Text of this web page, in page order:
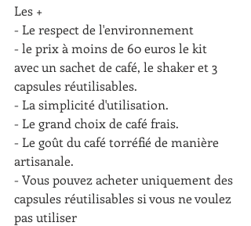
Les +
- Le respect de l'environnement
- le prix à moins de 60 euros le kit
avec un sachet de café, le shaker et 3
capsules réutilisables.
- La simplicité d'utilisation.
- Le grand choix de café frais.
- Le goût du café torréfié de manière
artisanale.
- Vous pouvez acheter uniquement des
capsules réutilisables si vous ne voulez
pas utiliser